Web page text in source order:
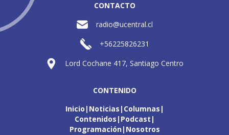
CONTACTO
radio@ucentral.cl
+56225826231
Lord Cochane 417, Santiago Centro
CONTENIDO
Inicio Noticias Columnas
Contenidos Podcast
Programación Nosotros